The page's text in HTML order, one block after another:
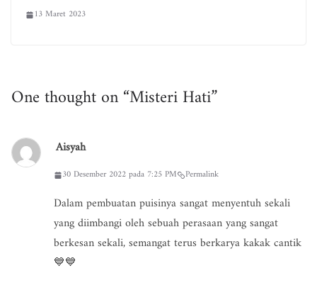
13 Maret 2023
One thought on “Misteri Hati”
Aisyah
30 Desember 2022 pada 7:25 PM Permalink
Dalam pembuatan puisinya sangat menyentuh sekali
yang diimbangi oleh sebuah perasaan yang sangat
berkesan sekali, semangat terus berkarya kakak cantik
💙💙